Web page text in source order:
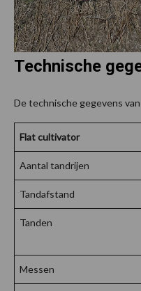
Technische
De technische gegevens
Flat cultivator
Aantal tandrijen
Tandafstand
Tanden
Messen